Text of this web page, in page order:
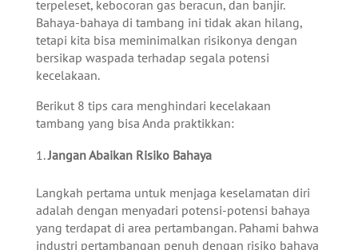
terpeleset, kebocoran gas beracun, dan banjir.
Bahaya-bahaya di tambang ini tidak akan hilang,
tetapi kita bisa meminimalkan risikonya dengan
bersikap waspada terhadap segala potensi
kecelakaan.
Berikut 8 tips cara menghindari kecelakaan
tambang yang bisa Anda praktikkan:
Jangan Abaikan Risiko Bahaya
Langkah pertama untuk menjaga keselamatan diri
adalah dengan menyadari potensi-potensi bahaya
yang terdapat di area pertambangan. Pahami bahwa
industri pertambangan penuh dengan risiko bahaya